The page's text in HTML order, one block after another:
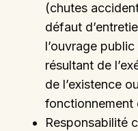
(chutes
défaut
l’ouvrage
résultant de
de l’existence
fonctionnement
Responsabilité